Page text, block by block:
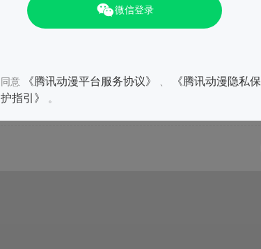
微信登录
同意 《腾讯动漫平台服务协议》
《腾讯动漫隐私保
护指引》
。